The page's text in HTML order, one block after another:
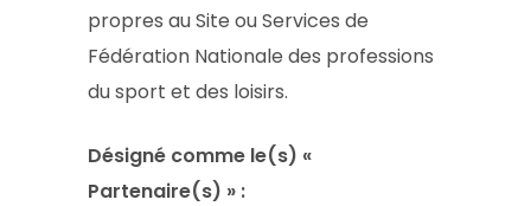
propres au Site ou Services de
Fédération Nationale des professions
du sport et des loisirs.
Désigné comme le(s) «
Partenaire(s) » :